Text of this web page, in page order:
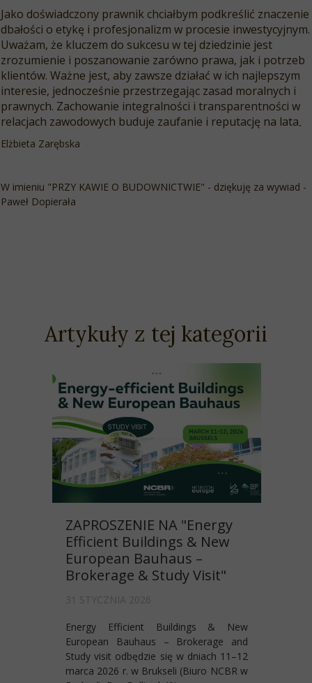
Jako doświadczony prawnik chciałbym podkreślić znaczenie
dbałości o etykę i profesjonalizm w procesie inwestycyjnym.
Uważam, że kluczem do sukcesu w tej dziedzinie jest
zrozumienie i poszanowanie zarówno prawa, jak i potrzeb
klientów. Ważne jest, aby zawsze działać w ich najlepszym
interesie, jednocześnie przestrzegając zasad moralnych i
prawnych. Zachowanie integralności i transparentności w
relacjach zawodowych buduje zaufanie i reputację na lata.
Elżbieta Zarębska
W imieniu "PRZY KAWIE O BUDOWNICTWIE" - dziękuję za wywiad -
Paweł Dopierała
Artykuły z tej kategorii
ZAPROSZENIE NA "Energy
Efficient Buildings & New
European Bauhaus –
Brokerage & Study Visit"
31 STYCZNIA 2026
Energy Efficient Buildings & New
European Bauhaus – Brokerage and
Study visit odbędzie się w dniach 11–12
marca 2026 r. w Brukseli (Biuro NCBR w